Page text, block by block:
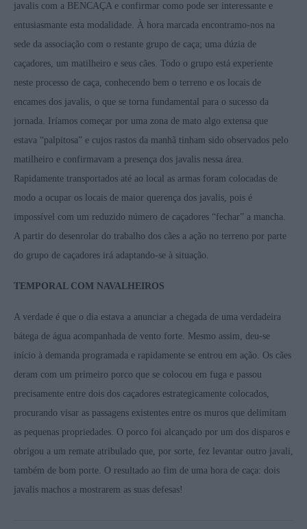
javalis com a BENCAÇA e confirmar como pode ser interessante e
entusiasmante esta modalidade. À hora marcada encontramo-nos na
sede da associação com o restante grupo de caça; uma dúzia de
caçadores, um matilheiro e seus cães. Todo o grupo está experiente
neste processo de caça, conhecendo bem o terreno e os locais de
encames dos javalis, o que se torna fundamental para o sucesso da
jornada. Iríamos começar por uma zona de mato algo extensa que
estava “palpitosa” e cujos rastos da manhã tinham sido observados pelo
matilheiro e confirmavam a presença dos javalis nessa área.
Rapidamente transportados até ao local as armas foram colocadas de
modo a ocupar os locais de maior querença dos javalis, pois é
impossível com um reduzido número de caçadores “fechar” a mancha.
A partir do desenrolar do trabalho dos cães a ação no terreno por parte
do grupo de caçadores irá adaptando-se à situação.
TEMPORAL COM NAVALHEIROS
A verdade é que o dia estava a anunciar a chegada de uma verdadeira
bátega de água acompanhada de vento forte. Mesmo assim, deu-se
início à demanda programada e rapidamente se entrou em ação. Os cães
deram com um primeiro porco que se colocou em fuga e passou
precisamente entre dois dos caçadores estrategicamente colocados,
procurando visar as passagens existentes entre os muros que delimitam
as pequenas propriedades. O porco foi alcançado por um dos disparos e
obrigou a um remate atribulado que, por sorte, fez levantar outro javali,
também de bom porte. O resultado ao fim de uma hora de caça: dois
javalis machos a mostrarem as suas defesas!